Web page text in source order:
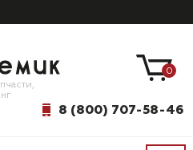
8 (800) 707-58-46
0